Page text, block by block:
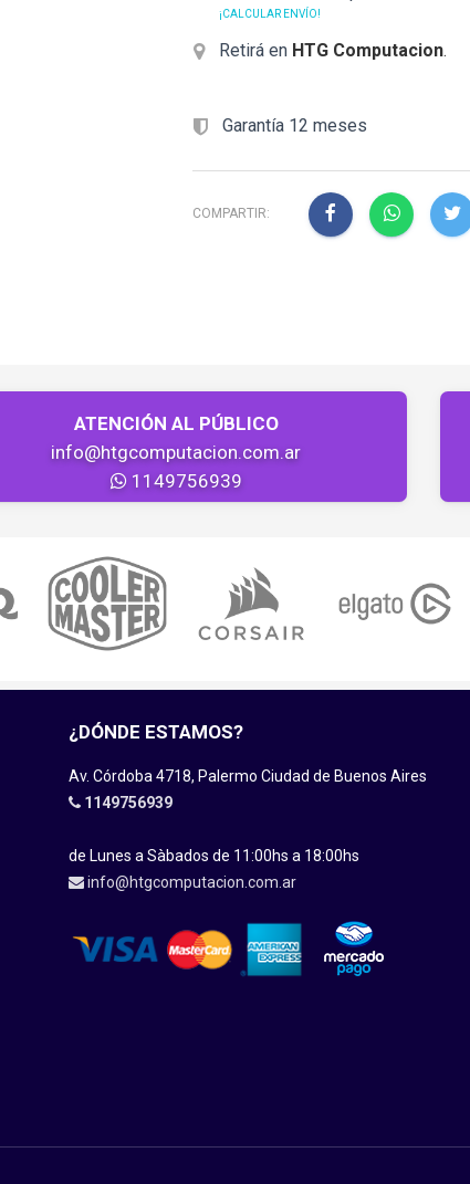
¡CALCULAR ENVÍO!
Retirá en HTG Computacion.
Garantía 12 meses
COMPARTIR:
ATENCIÓN AL PÚBLICO
info@htgcomputacion.com.ar
1149756939
¿DÓNDE ESTAMOS?
Av. Córdoba 4718, Palermo Ciudad de Buenos Aires
1149756939
de Lunes a Sàbados de 11:00hs a 18:00hs
info@htgcomputacion.com.ar